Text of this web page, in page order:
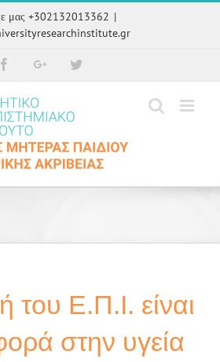
μας +302132013362 |
FacebookGoogle+
του Ε.Π.Ι. είναι
στην υγεία